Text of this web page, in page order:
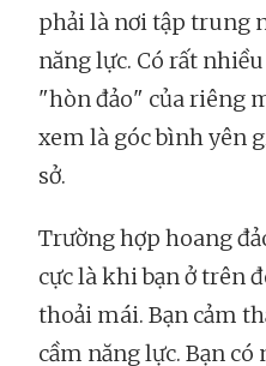
phải là nơi tập trung
năng lực. Có rất
"hòn đảo" của riêng
xem là góc bình yên
sở.
Trường hợp hoang
cực là khi bạn ở trên
thoải mái. Bạn cảm
cầm năng lực. Bạn